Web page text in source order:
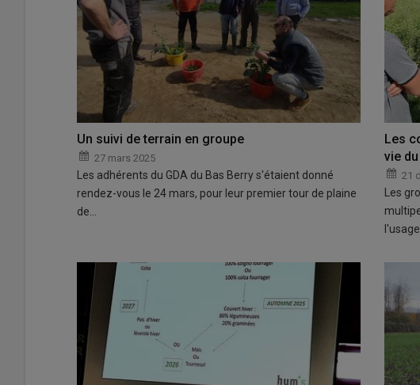
Un suivi de terrain en groupe
27 mars 2025
Les adhérents du GDA du Bas Berry s'étaient donné
rendez-vous le 24 mars, pour leur premier tour de plaine
de…
Les
vie
21
Les